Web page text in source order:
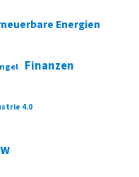
Energien
Finanzen
4.0